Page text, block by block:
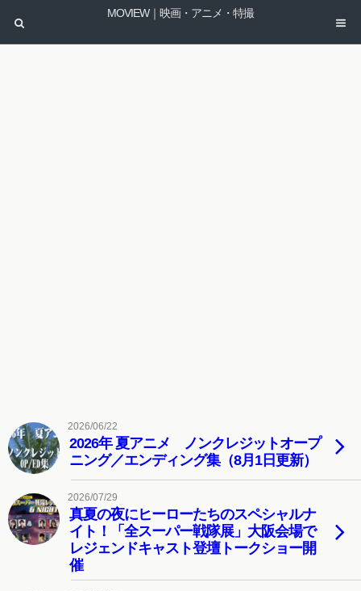
MOVIEW｜映画・アニメ・特撮
2026/06/22
2026年 夏アニメ ノンクレジットオープ
ニング／エンディング集（8月1日更新）
2026/07/29
真夏の夜にヒーローたちのスペシャルナ
イト！「全スーパー戦隊展」大阪会場で
レジェンドキャスト登壇トークショー開
催